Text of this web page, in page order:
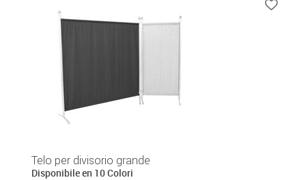
Telo per divisorio grande
Disponibile en 10 Colori